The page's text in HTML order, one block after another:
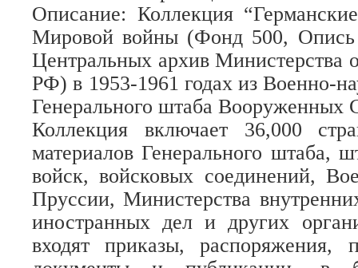
Описание: Коллекция
Мировой войны (Фонд 500, Опись
Центральных архив
РФ) в 1953-1961 годах из Военно-
Генерального штаба Вооруженных
Коллекция включает 36,000
материалов Генерального штаба,
войск, войсковых соединений,
Пруссии, Министерства
иностранных дел и других
входят приказы, распоряжения,